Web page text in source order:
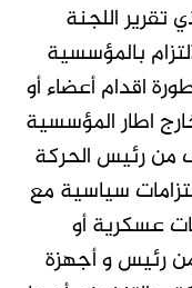
تقرير اللجنة
بالمؤسسية
اقدام أعضاء أو
اطار المؤسسية
من رئيس الحركة
سياسية مع
عسكرية أو
رئيس و أجهزة